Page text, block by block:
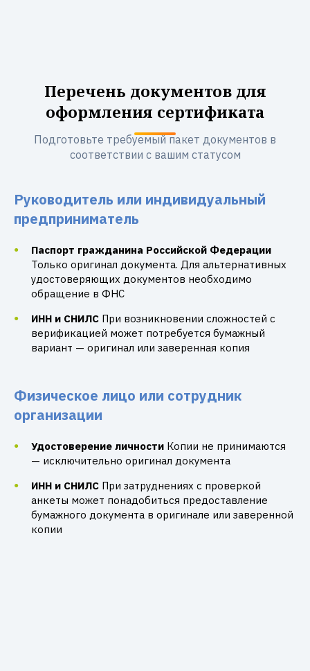
Перечень документов для
оформления сертификата
Подготовьте требуемый пакет документов в
соответствии с вашим статусом
Руководитель или индивидуальный
предприниматель
Паспорт гражданина Российской Федерации
Только оригинал документа. Для альтернативных
удостоверяющих документов необходимо
обращение в ФНС
ИНН и СНИЛС При возникновении сложностей с
верификацией может потребуется бумажный
вариант — оригинал или заверенная копия
Физическое лицо или сотрудник
организации
Удостоверение личности Копии не принимаются
— исключительно оригинал документа
ИНН и СНИЛС При затруднениях с проверкой
анкеты может понадобиться предоставление
бумажного документа в оригинале или заверенной
копии